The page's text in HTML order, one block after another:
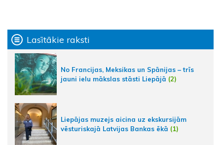
Lasītākie raksti
No Francijas, Meksikas un Spānijas – trīs
jauni ielu mākslas stāsti Liepājā (2)
Liepājas muzejs aicina uz ekskursijām
vēsturiskajā Latvijas Bankas ēkā (1)